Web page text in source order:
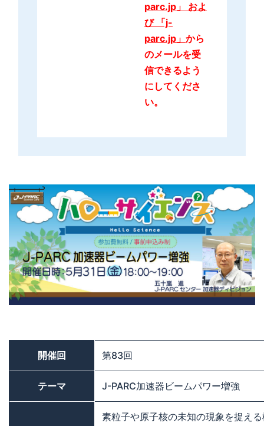
parc.jp」 およ
び 「j-
parc.jp」 から
のメールを受
信できるよう
にしてくださ
い。
開催回 第83回
テーマ J-PARC加速器ビームパワー増強
素粒子や原子核の未知の現象を捉え